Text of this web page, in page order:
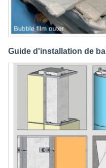
Guide d'installation de